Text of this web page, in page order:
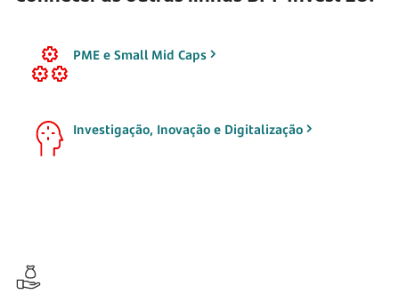
PME e Small Mid Caps
Investigação, Inovação e Digitalização